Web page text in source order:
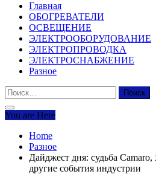
Главная
ОБОГРЕВАТЕЛИ
ОСВЕЩЕНИЕ
ЭЛЕКТРООБОРУДОВАНИЕ
ЭЛЕКТРОПРОВОДКА
ЭЛЕКТРОСНАБЖЕНИЕ
Разное
Найти:
You are Here
Home
Разное
Дайджест дня: судьба
другие события индустрии